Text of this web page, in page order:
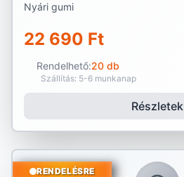
Nyári gumi
22 690 Ft
Rendelhető:20 db
Szállítás: 5-6 munkanap
Részletek
RENDELÉSRE